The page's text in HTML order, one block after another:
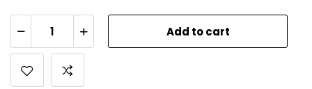
Add to cart